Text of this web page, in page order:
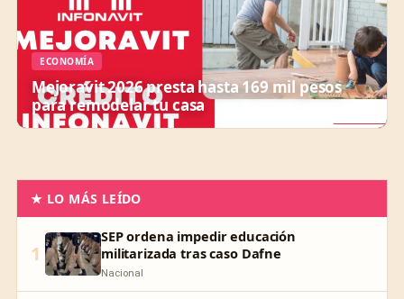
ECONOMÍA
Mejoravit 2026 presta hasta 169 mil pesos
para remodelar tu casa
★ LO MÁS LEÍDO
1
SEP ordena impedir educación
militarizada tras caso Dafne
Nacional